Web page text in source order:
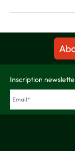
Inscription